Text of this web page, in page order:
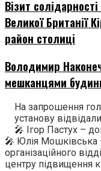
Візит
Великої Британії
район столиці
Володимир
мешканцями
На запрошення
установу
🎤 Ігор Пастух –
🎤 Юлія Мошківська
організаційного
центру підвищення